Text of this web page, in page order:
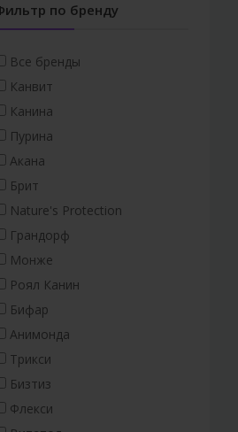
по бренду
Все бренды
Канвит
Канина
Пурина
Акана
Брит
Nature's Protection
Грандорф
Монже
Роял Канин
Бифар
Анимонда
Трикси
Бизтиз
Флекси